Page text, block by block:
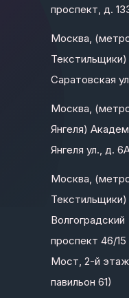
проспект, д.
Москва,
Текстильщики)
Саратовская
Москва,
Янгеля)
Янгеля ул., д.
Москва,
Текстильщики)
Волгоградский
проспект 46/
Мост, 2-й
павильон 61)